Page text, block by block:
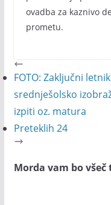
ovadba za kaznivo
prometu.
FOTO: Zaključni
srednješolsko
izpiti oz. matura
Preteklih 24
Morda vam bo všeč